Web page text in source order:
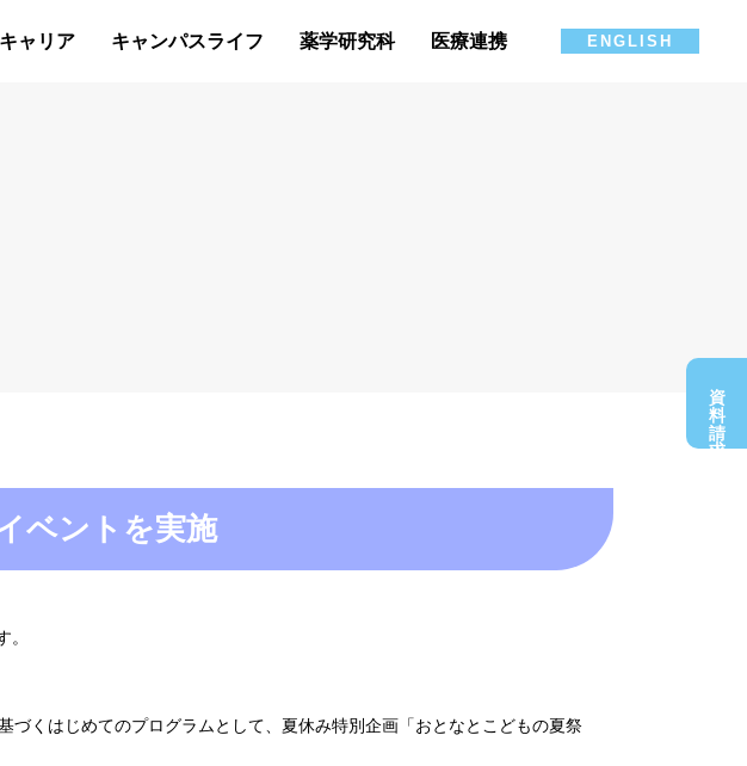
キャリア キャンパスライフ 薬学研究科 医療連携 ENGLISH
ベントを実施
くはじめてのプログラムとして、夏休み特別企画「おとなとこどもの夏祭
資料請求